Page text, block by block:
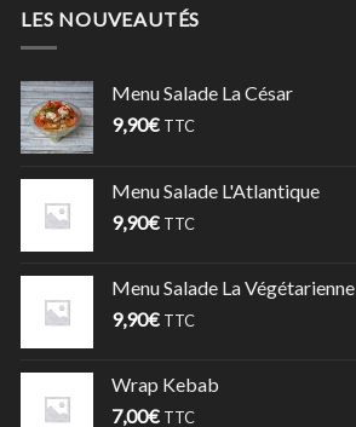
LES NOUVEAUTÉS
Menu Salade La César
9,90€ TTC
Menu Salade L'Atlantique
9,90€ TTC
Menu Salade La Végétarienne
9,90€ TTC
Wrap Kebab
7,00€ TTC